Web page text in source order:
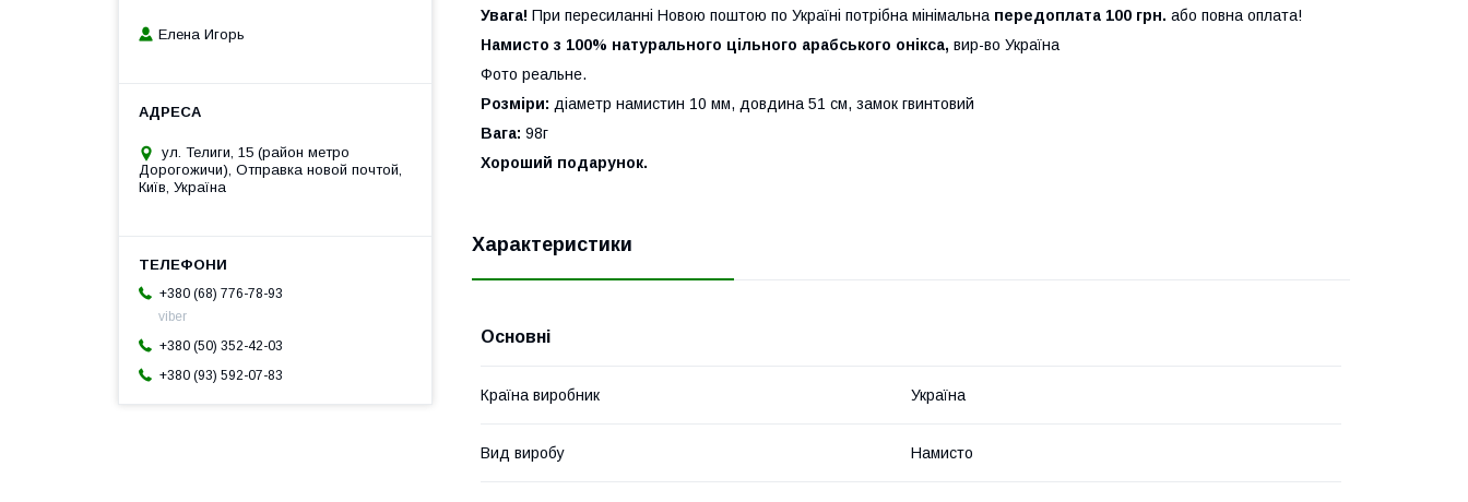
Увага! При пересиланні Новою поштою по Україні потрібна мінімальна передоплата 100 грн. або повна оплата!
Намисто з 100% натурального цільного арабського онікса, вир-во Україна
Фото реальне.
Розміри: діаметр намистин 10 мм, довдина 51 см, замок гвинтовий
Вага: 98г
Хороший подарунок.
Характеристики
Основні
Країна виробник Україна
Вид виробу Намисто
Елена Игорь
ул. Телиги, 15 (район метро
Дорогожичи), Отправка новой почтой,
Київ, Україна
+380 (68) 776-78-93
viber
+380 (50) 352-42-03
+380 (93) 592-07-83